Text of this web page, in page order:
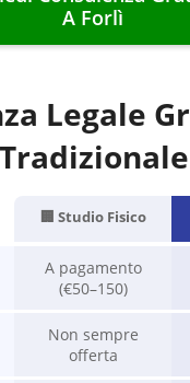
A Forlì
Legale
🏢 Studio Fisico
A pagamento
(€50–150)
Non sempre
offerta